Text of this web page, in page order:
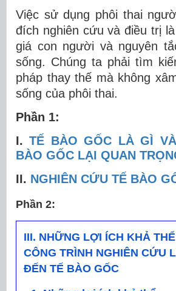
Việc sử dụng phôi thai
đích nghiên cứu và điều trị
giá con người và nguyên
sống. Chúng ta phải tìm
pháp thay thế mà không
sống của phôi thai.
Phần 1:
I.TẾ BÀO GỐC LÀ GÌ
BÀO GỐC LẠI QUAN
II. NGHIÊN CỨU TẾ BÀO
Phần 2:
III. NHỮNG LỢI ÍCH KHẢ
CÔNG TRÌNH NGHIÊN CỨU
ĐẾN TẾ BÀO GỐC